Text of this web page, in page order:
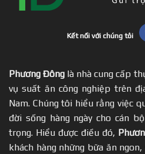
Kết nối với chúng tôi
Phương Đông là nhà cung cấp
vụ suất ăn công nghiệp trên
Nam. Chúng tôi hiểu rằng việc
đời sống hàng ngày cho cán
trọng. Hiểu được điều đó,
khách hàng những bữa ăn